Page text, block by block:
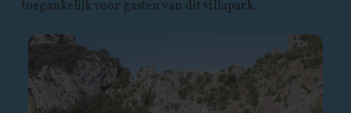
toegankelijk voor gasten van dit villapark.